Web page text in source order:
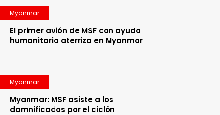
Myanmar
El primer avión de MSF con ayuda
humanitaria aterriza en Myanmar
Myanmar
Myanmar: MSF asiste a los
damnificados por el ciclón